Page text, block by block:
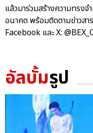
แล้วมาร่วมสร้างความทรง
อนาคต พร้อมติดตามข่าวส
Facebook และ X:
อัลบั้มรูป